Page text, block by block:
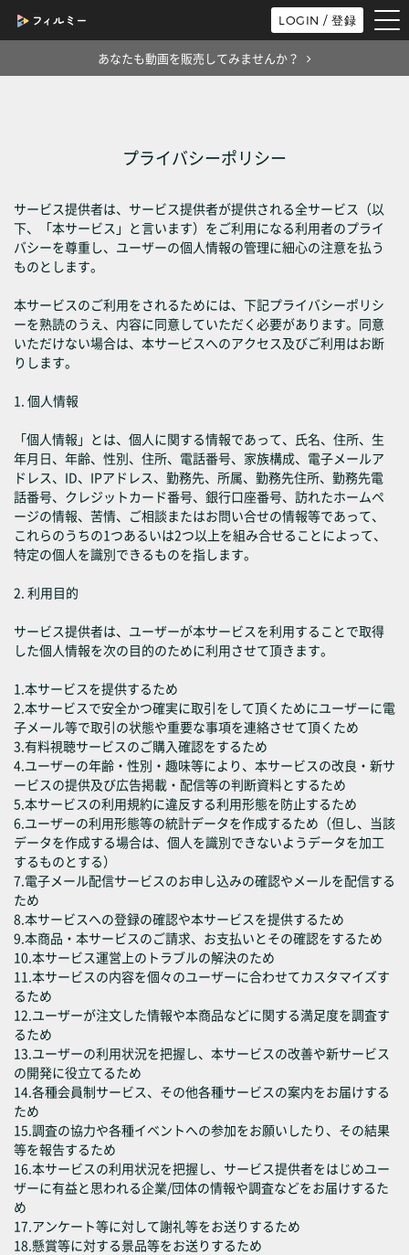
LOGIN / 登録
あなたも動画を販売してみませんか？
プライバシーポリシー
サービス提供者は、サービス提供者が提供される全サービス（以
下、「本サービス」と言います）をご利用になる利用者のプライ
バシーを尊重し、ユーザーの個人情報の管理に細心の注意を払う
ものとします。
本サービスのご利用をされるためには、下記プライバシーポリシ
ーを熟読のうえ、内容に同意していただく必要があります。同意
いただけない場合は、本サービスへのアクセス及びご利用はお断
りします。
1. 個人情報
「個人情報」とは、個人に関する情報であって、氏名、住所、生
年月日、年齢、性別、住所、電話番号、家族構成、電子メールア
ドレス、ID、IPアドレス、勤務先、所属、勤務先住所、勤務先電
話番号、クレジットカード番号、銀行口座番号、訪れたホームペ
ージの情報、苦情、ご相談またはお問い合せの情報等であって、
これらのうちの1つあるいは2つ以上を組み合せることによって、
特定の個人を識別できるものを指します。
2. 利用目的
サービス提供者は、ユーザーが本サービスを利用することで取得
した個人情報を次の目的のために利用させて頂きます。
1.本サービスを提供するため
2.本サービスで安全かつ確実に取引をして頂くためにユーザーに電
子メール等で取引の状態や重要な事項を連絡させて頂くため
3.有料視聴サービスのご購入確認をするため
4.ユーザーの年齢・性別・趣味等により、本サービスの改良・新サ
ービスの提供及び広告掲載・配信等の判断資料とするため
5.本サービスの利用規約に違反する利用形態を防止するため
6.ユーザーの利用形態等の統計データを作成するため（但し、当該
データを作成する場合は、個人を識別できないようデータを加工
するものとする）
7.電子メール配信サービスのお申し込みの確認やメールを配信する
ため
8.本サービスへの登録の確認や本サービスを提供するため
9.本商品・本サービスのご請求、お支払いとその確認をするため
10.本サービス運営上のトラブルの解決のため
11.本サービスの内容を個々のユーザーに合わせてカスタマイズす
るため
12.ユーザーが注文した情報や本商品などに関する満足度を調査す
るため
13.ユーザーの利用状況を把握し、本サービスの改善や新サービス
の開発に役立てるため
14.各種会員制サービス、その他各種サービスの案内をお届けする
ため
15.調査の協力や各種イベントへの参加をお願いしたり、その結果
等を報告するため
16.本サービスの利用状況を把握し、サービス提供者をはじめユー
ザーに有益と思われる企業/団体の情報や調査などをお届けするた
め
17.アンケート等に対して謝礼等をお送りするため
18.懸賞等に対する景品等をお送りするため